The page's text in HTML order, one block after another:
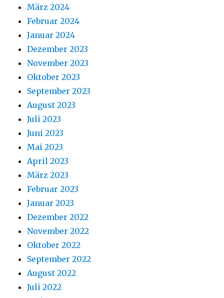
März 2024
Februar 2024
Januar 2024
Dezember 2023
November 2023
Oktober 2023
September 2023
August 2023
Juli 2023
Juni 2023
Mai 2023
April 2023
März 2023
Februar 2023
Januar 2023
Dezember 2022
November 2022
Oktober 2022
September 2022
August 2022
Juli 2022